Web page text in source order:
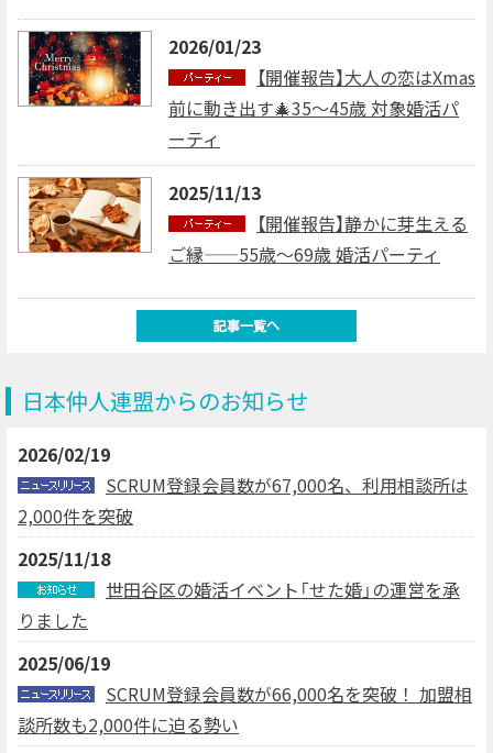
【開催報告】大人の恋はXmas
前に動き出す🎄35～45歳 対象婚活パ
ーティ
2026/01/23
【開催報告】静かに芽生える
ご縁——55歳～69歳 婚活パーティ
2025/11/13
日本仲人連盟からのお知らせ
2026/02/19
SCRUM登録会員数が67,000名、利用相談所は
2,000件を突破
2025/11/18
世田谷区の婚活イベント「せた婚」の運営を承
りました
2025/06/19
SCRUM登録会員数が66,000名を突破！ 加盟相
談所数も2,000件に迫る勢い